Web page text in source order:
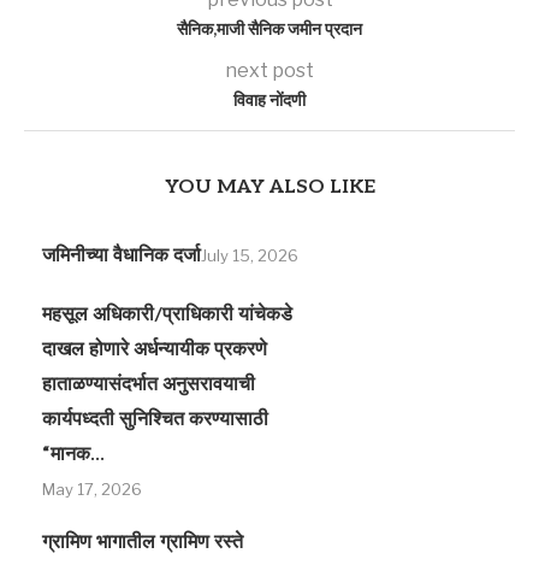
सैनिक,माजी सैनिक जमीन प्रदान
next post
विवाह नोंदणी
YOU MAY ALSO LIKE
जमिनीच्या वैधानिक दर्जाJuly 15, 2026
महसूल अधिकारी/प्राधिकारी यांचेकडे
दाखल होणारे अर्धन्यायीक प्रकरणे
हाताळण्यासंदर्भात अनुसरावयाची
कार्यपध्दती सुनिश्चित करण्यासाठी
“मानक...
May 17, 2026
ग्रामिण भागातील ग्रामिण रस्‍ते